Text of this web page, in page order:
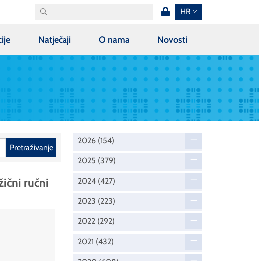
HR
Natječaji O nama Novosti
Pretraživanje
ručni
2026 (154)
2025 (379)
2024 (427)
2023 (223)
2022 (292)
2021 (432)